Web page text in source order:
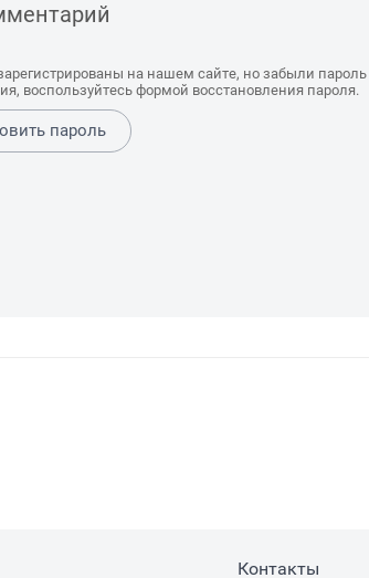
на нашем сайте, но забыли
воспользуйтесь формой восстановления пароля.
пароль
Контакты